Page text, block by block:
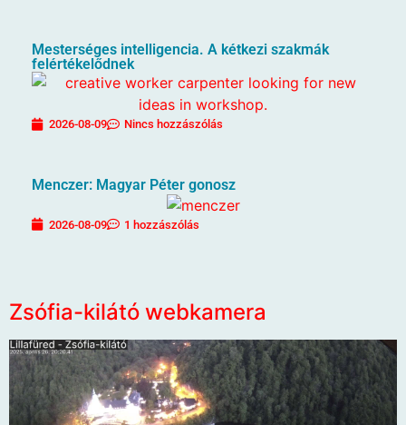
Mesterséges intelligencia. A kétkezi szakmák
felértékelődnek
2026-08-09 Nincs hozzászólás
Menczer: Magyar Péter gonosz
2026-08-09 1 hozzászólás
Zsófia-kilátó webkamera